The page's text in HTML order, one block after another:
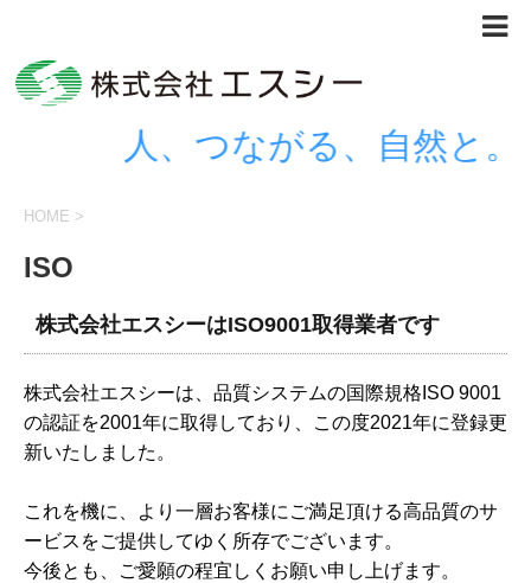
人、つながる、自然と。
HOME >
ISO
株式会社エスシーはISO9001取得業者です
株式会社エスシーは、品質システムの国際規格ISO 9001
の認証を2001年に取得しており、この度2021年に登録更
新いたしました。
これを機に、より一層お客様にご満足頂ける高品質のサ
ービスをご提供してゆく所存でございます。
今後とも、ご愛願の程宜しくお願い申し上げます。